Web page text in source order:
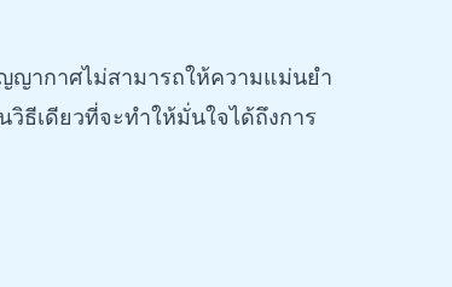
ากาศไม่สามารถให้ความแม่นยำ
ธีเดียวที่จะทำให้มั่นใจได้ถึงการ